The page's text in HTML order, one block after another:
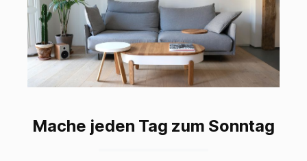
Mache jeden Tag zum Sonntag